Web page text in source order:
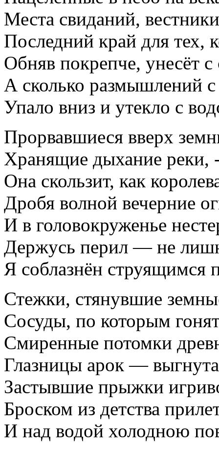
Места свиданий,
Последний край для тех,
Обняв покрепче, унесёт
А сколько размышлений
Упало вниз и утекло с
Прорвавшиеся вверх
Хранящие дыхание реки,
Она скользит, как
Дробя волной вечерние
И в головокруженье
Держусь перил — не
Я соблазнён струящимся
Стежки, стянувшие
Сосуды, по которым
Смиренные потомки
Глазницы арок —
Застывшие прыжки
Броском из детства
И над водой холодною